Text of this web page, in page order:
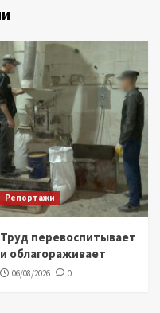
Репортажи
Труд перевоспитывает
и облагораживает
06/08/2026 0